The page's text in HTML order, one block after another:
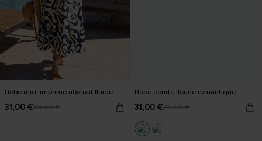
Robe midi imprimé abstrait fluide
31,00 €36,00 €
Robe courte fleurie romantique
31,00 €36,00 €